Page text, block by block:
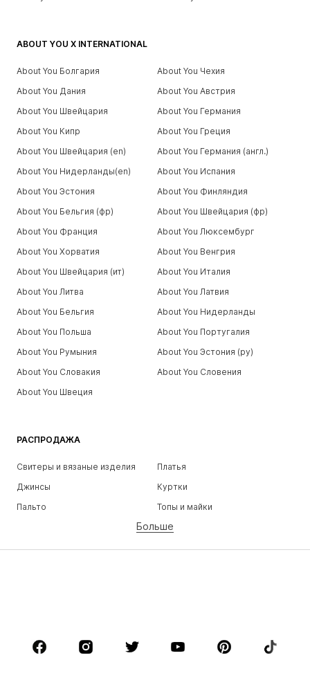
РАСПРОДАЖА
Свитеры и вязаные изделия
Платья
Джинсы
Куртки
Пальто
Топы и майки
Белье
Аксессуары
Премиум
Больше
ABOUT YOU X INTERNATIONAL
About You Болгария
About You Чехия
About You Дания
About You Австрия
About You Швейцария
About You Германия
About You Кипр
About You Греция
About You Швейцария (en)
About You Германия (англ.)
About You Нидерланды(en)
About You Испания
About You Эстония
About You Финляндия
About You Бельгия (фр)
About You Швейцария (фр)
About You Франция
About You Люксембург
About You Хорватия
About You Венгрия
About You Швейцария (ит)
About You Италия
About You Литва
About You Латвия
About You Бельгия
About You Нидерланды
About You Польша
About You Португалия
About You Румыния
About You Эстония (ру)
About You Словакия
About You Словения
About You Швеция